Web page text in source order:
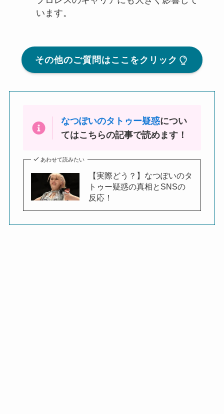
います。
その他のご質問はここをクリック
なつぽいのタトゥー疑惑につい
てはこちらの記事で読めます！
あわせて読みたい
【実際どう？】なつぽいのタ
トゥー疑惑の真相とSNSの
反応！